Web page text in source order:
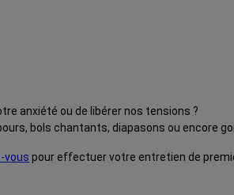
anxiété ou de libérer nos tensions ?
bols chantants, diapasons ou encore
vous pour effectuer votre entretien de